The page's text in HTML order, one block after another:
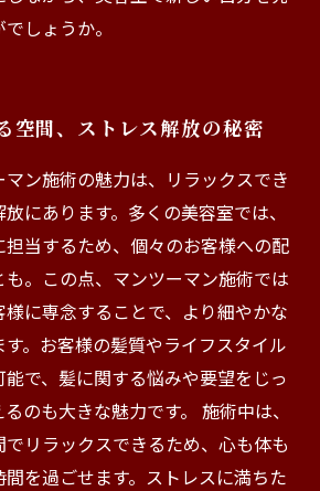
しょうか。
空間、ストレス解放の秘密
ン施術の魅力は、リラックスでき
にあります。多くの美容室では、
当するため、個々のお客様への配
。この点、マンツーマン施術では
に専念することで、より細やかな
。お客様の髪質やライフスタイル
で、髪に関する悩みや要望をじっ
のも大きな魅力です。 施術中は、
リラックスできるため、心も体も
を過ごせます。ストレスに満ちた